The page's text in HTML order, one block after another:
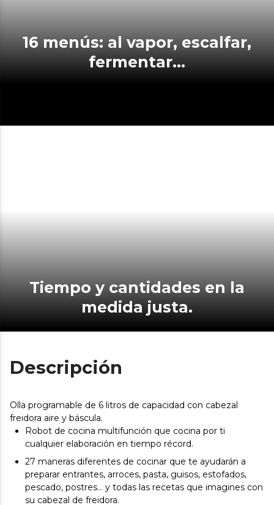
16 menús: al vapor, escalfar,
fermentar…
Tiempo y cantidades en la
medida justa.
Descripción
Olla programable de 6 litros de capacidad con cabezal
freidora aire y báscula.
Robot de cocina multifunción que cocina por ti
cualquier elaboración en tiempo récord.
27 maneras diferentes de cocinar que te ayudarán a
preparar entrantes, arroces, pasta, guisos, estofados,
pescado, postres… y todas las recetas que imagines con
su cabezal de freidora.